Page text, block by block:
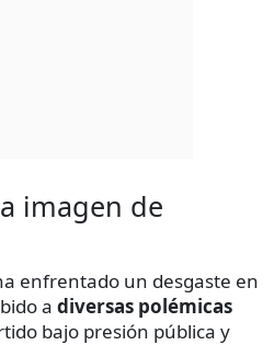
imagen de
enfrentado un desgaste en
a diversas polémicas
bajo presión pública y